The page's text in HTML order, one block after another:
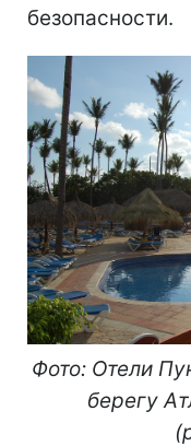
безопасности.
Фото: Отели
берегу